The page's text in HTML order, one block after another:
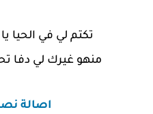
تكتم لي في الحيا
منهو غيرك لي دفا
اصالة